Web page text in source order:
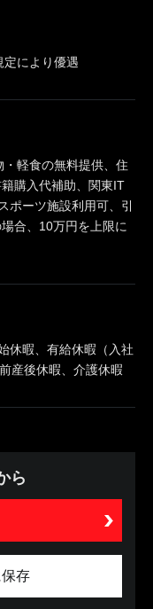
により優遇
軽食の無料提供、住
購入代補助、関東IT
ポーツ施設利用可、引
合、10万円を上限に
休暇、有給休暇（入社
産後休暇、介護休暇
ら
存